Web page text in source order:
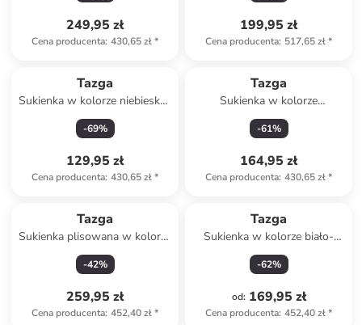
249,95 zł
Cena producenta: 430,65 zł*
199,95 zł
Cena producenta: 517,65 zł*
Tazga
Sukienka w kolorze niebiesko-
zielono-różowym
-69%
129,95 zł
Cena producenta: 430,65 zł*
Tazga
Sukienka w kolorze
pomarańczowym
-61%
164,95 zł
Cena producenta: 430,65 zł*
Tazga
Sukienka plisowana w kolorze
lawendowym
-42%
259,95 zł
Cena producenta: 452,40 zł*
Tazga
Sukienka w kolorze biało-
niebieskim
-62%
od: 169,95 zł
Cena producenta: 452,40 zł*